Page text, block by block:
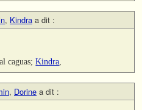
, Kindra a dit :
caguas;Kindra
, Dorine a dit :